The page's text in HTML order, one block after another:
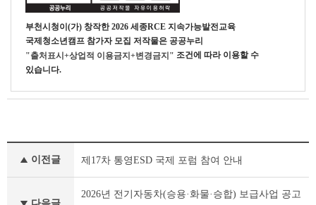
부천시청이(가) 창작한2026 세종RCE 지속가능발전교육
국제청소년캠프 참가자 모집 저작물은 공공누리
"출처표시+상업적 이용금지+변경금지" 조건에 따라 이용할 수
있습니다.
식
이전글 제17차 통영ESD 국제 포럼 참여 안내
2026년 전기자동차(승용·화물·승합) 보급사업 공고